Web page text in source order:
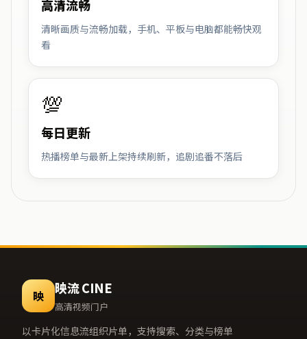
高清流畅
清晰画质与流畅加载，手机、平板与电脑都能畅快观
看
💯
每日更新
热播榜单与最新上架持续刷新，追剧追番不落后
映 映流 CINE
高清视频门户
以卡片化信息流组织片单，支持搜索、分类与榜单